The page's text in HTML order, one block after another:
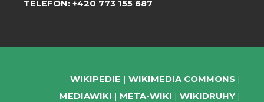
TELEFON: +420 773 155 687
WIKIPEDIE
WIKIMEDIA COMMONS
MEDIAWIKI
META-WIKI
WIKIDRUHY